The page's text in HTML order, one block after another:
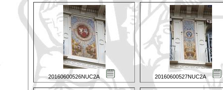
20160600526NUC2A 20160600527NUC2A